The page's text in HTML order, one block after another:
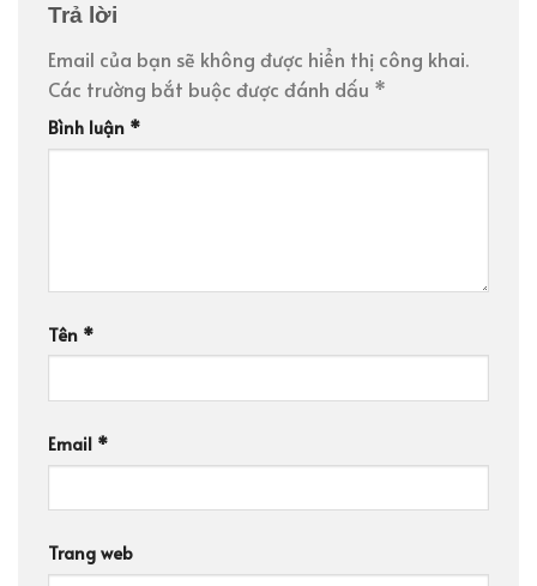
Trả lời
Email của bạn sẽ không được hiển thị công khai.
Các trường bắt buộc được đánh dấu *
Bình luận *
Tên *
Email *
Trang web